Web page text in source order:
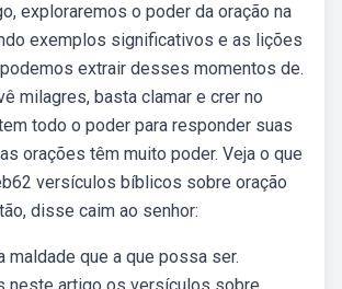
exploraremos o poder da oração na
exemplos significativos e as lições
extrair desses momentos de.
milagres, basta clamar e crer no
todo o poder para responder suas
orações têm muito poder. Veja o que
versículos bíblicos sobre oração
disse caim ao senhor:
maldade que a que possa ser.